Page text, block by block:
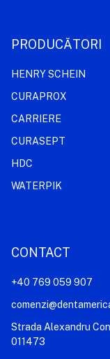
PRODUCĂTORI
HENRY SCHEIN
CURAPROX
CARRIERE
CURASEPT
HDC
WATERPIK
CONTACT
+40 769 059 907
Strada Alexandru
011473